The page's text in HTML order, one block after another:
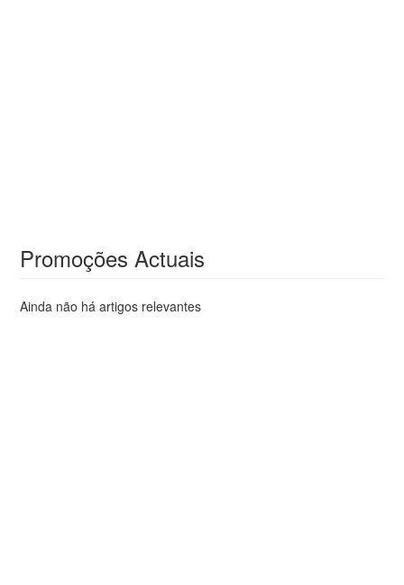
Promoções Actuais
Ainda não há artigos relevantes